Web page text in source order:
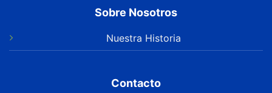
Sobre Nosotros
Nuestra Historia
Contacto